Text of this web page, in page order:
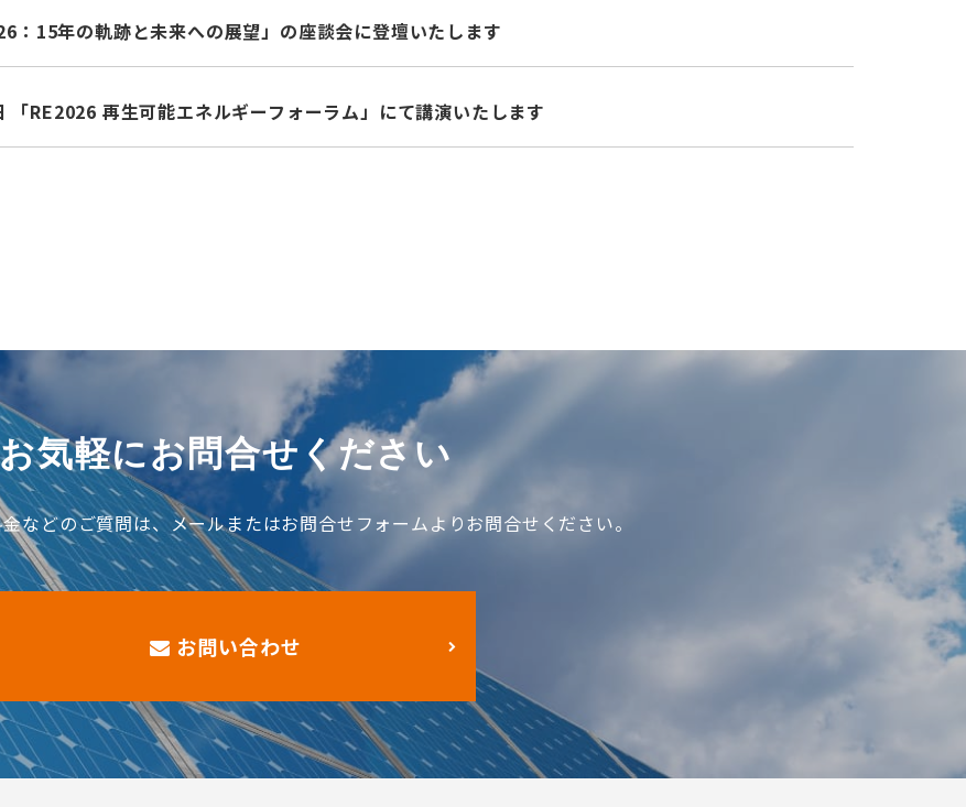
：15年の軌跡と未来への展望」の座談会に登壇いたします
「RE2026 再生可能エネルギーフォーラム」にて講演いたします
お気軽にお問合せください
などのご質問は、メールまたはお問合せフォームよりお問合せください。
お問い合わせ